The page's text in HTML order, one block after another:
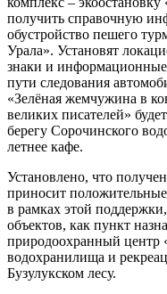
получить справочную
обустройство пешего
Урала». Установят
знаки и
пути следования
«Зелёная жемчужина в
великих писателей»
берегу Сорочинского
летнее кафе.
Установлено, что
приносит
в рамках этой
объектов, как пункт
природоохранный центр
водохранилища и
Бузулукском лесу.